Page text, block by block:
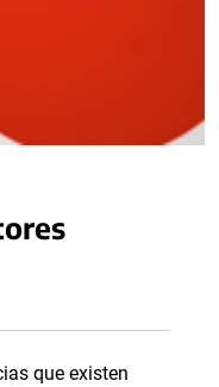
que existen